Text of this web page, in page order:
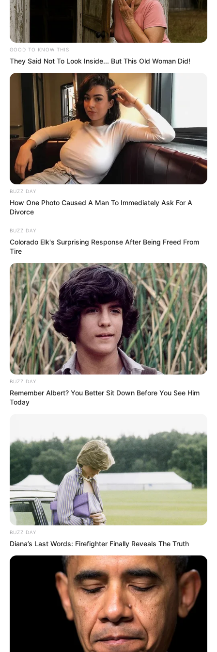
4 га земель у громадян рф
Пресслужба Закарпатської обласної прокуратури
21.11.2023 21:41
Прокурори продовжують роботу з виявлення та
конфіскації у громадян рф земель
сільськогосподарського призначення на
Так, Мукачівська окружна прокуратура у взаємодії з
Управлінням СБУ в Закарпатській області
встановила ще шістьох осіб, які незаконно володіють
майже десятком земельних ділянок загальною
площею 4,1 га. Вони розташовані в межах м.
Мукачево та трьох громад – Мукачівської,
GOOD TO KNOW THIS
They Said Not To Look Inside... But This Old Woman Did!
BUZZ DAY
How One Photo Caused A Man To Immediately Ask For A
Divorce
BUZZ DAY
Colorado Elk's Surprising Response After Being Freed From
Tire
BUZZ DAY
Remember Albert? You Better Sit Down Before You See Him
Today
BUZZ DAY
Diana’s Last Words: Firefighter Finally Reveals The Truth